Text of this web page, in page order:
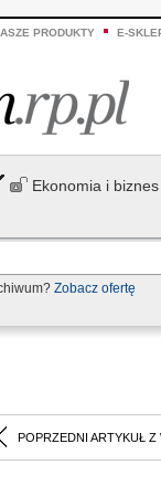
PRODUKTY E-
Ekonomia i biznes
Zobacz ofertę
POPRZEDNI ARTYKUŁ Z